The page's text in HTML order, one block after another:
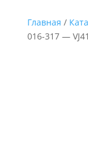
Главная /
016-317 —